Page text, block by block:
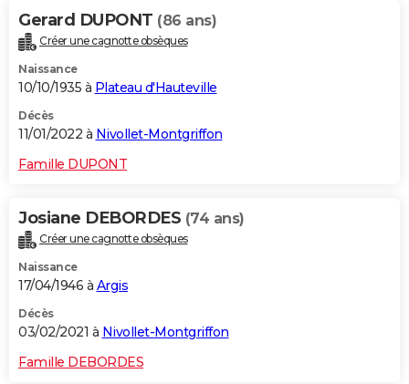
Gerard DUPONT (86 ans)
Créer une cagnotte obsèques
Naissance
10/10/1935 à Plateau d'Hauteville
Décès
11/01/2022 à Nivollet-Montgriffon
Famille DUPONT
Josiane DEBORDES (74 ans)
Créer une cagnotte obsèques
Naissance
17/04/1946 à Argis
Décès
03/02/2021 à Nivollet-Montgriffon
Famille DEBORDES